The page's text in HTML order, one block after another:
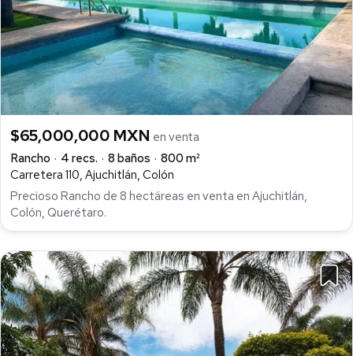
$65,000,000 MXN en venta
Rancho
4 recs. 8 baños
800 m²
Carretera 110, Ajuchitlán, Colón
Precioso Rancho de 8 hectáreas en venta en Ajuchitlán,
Colón, Querétaro.